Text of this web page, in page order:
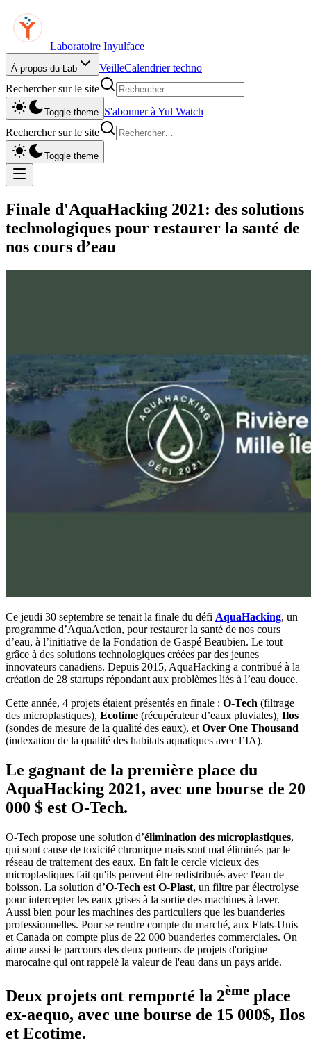
Laboratoire Inyulface
À propos du Lab VeilleCalendrier techno
Rechercher sur le site
Toggle theme S'abonner à Yul Watch
Rechercher sur le site
Toggle theme
Finale d'AquaHacking 2021: des solutions
technologiques pour restaurer la santé de
nos cours d’eau
Ce jeudi 30 septembre se tenait la finale du défi AquaHacking, un
programme d’AquaAction, pour restaurer la santé de nos cours
d’eau, à l’initiative de la Fondation de Gaspé Beaubien. Le tout
grâce à des solutions technologiques créées par des jeunes
innovateurs canadiens. Depuis 2015, AquaHacking a contribué à la
création de 28 startups répondant aux problèmes liés à l’eau douce.
Cette année, 4 projets étaient présentés en finale : O-Tech (filtrage
des microplastiques), Ecotime (récupérateur d’eaux pluviales), Ilos
(sondes de mesure de la qualité des eaux), et Over One Thousand
(indexation de la qualité des habitats aquatiques avec l’IA).
Le gagnant de la première place du
AquaHacking 2021, avec une bourse de 20
000 $ est O-Tech.
O-Tech propose une solution d’élimination des microplastiques,
qui sont cause de toxicité chronique mais sont mal éliminés par le
réseau de traitement des eaux. En fait le cercle vicieux des
microplastiques fait qu'ils peuvent être redistribués avec l'eau de
boisson. La solution d’O-Tech est O-Plast, un filtre par électrolyse
pour intercepter les eaux grises à la sortie des machines à laver.
Aussi bien pour les machines des particuliers que les buanderies
professionnelles. Pour se rendre compte du marché, aux Etats-Unis
et Canada on compte plus de 22 000 buanderies commerciales. On
aime aussi le parcours des deux porteurs de projets d'origine
marocaine qui ont rappelé la valeur de l'eau dans un pays aride.
Deux projets ont remporté la 2ème place
ex-aequo, avec une bourse de 15 000$, Ilos
et Ecotime.